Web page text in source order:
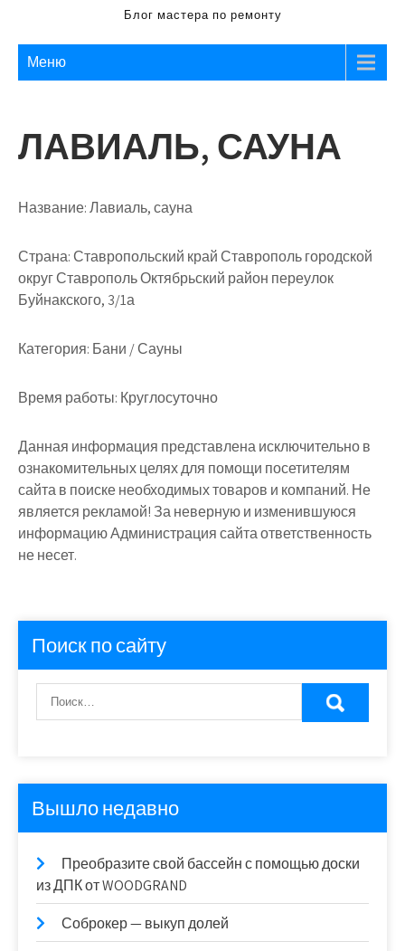
Блог мастера по ремонту
Меню
ЛАВИАЛЬ, САУНА
Название:Лавиаль, сауна
Страна:Ставропольский край Ставрополь городской
округ Ставрополь Октябрьский район переулок
Буйнакского, 3/1а
Категория: Бани / Сауны
Время работы: Круглосуточно
Данная информация представлена исключительно в
ознакомительных целях для помощи посетителям
сайта в поиске необходимых товаров и компаний. Не
является рекламой! За неверную и изменившуюся
информацию Администрация сайта ответственность
не несет.
Поиск по сайту
Вышло недавно
Преобразите свой бассейн с помощью доски
из ДПК от WOODGRAND
Соброкер — выкуп долей